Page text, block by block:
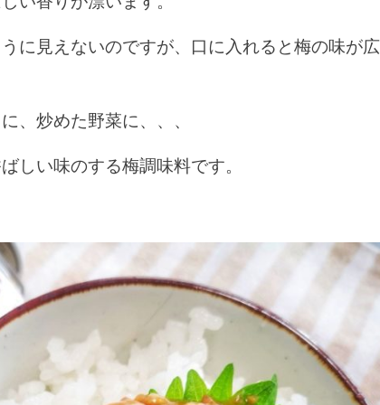
に見えないのですが、口に入れると梅の味が
、炒めた野菜に、、、
しい味のする梅調味料です。